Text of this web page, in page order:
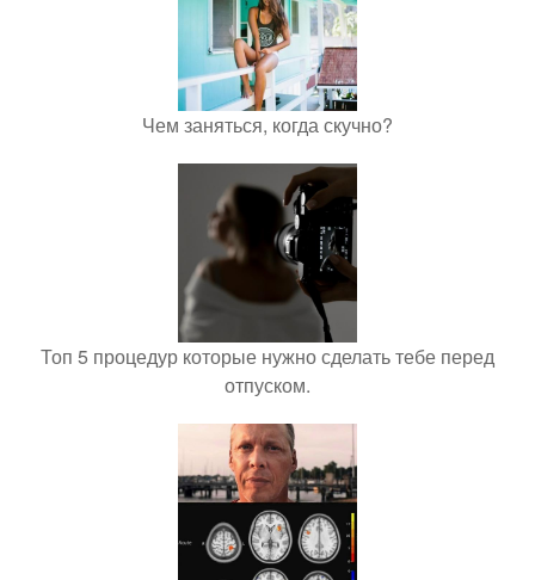
Чем заняться, когда скучно?
Топ 5 процедур которые нужно сделать тебе перед
отпуском.